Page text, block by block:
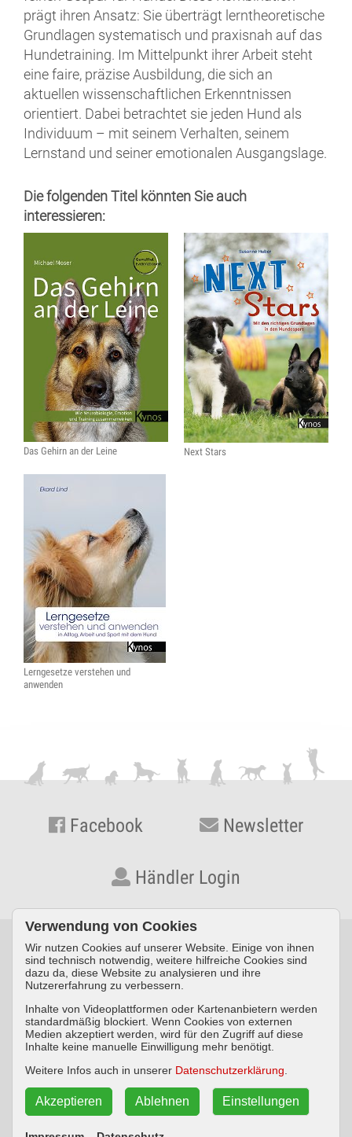
prägt ihren Ansatz: Sie überträgt lerntheoretische
Grundlagen systematisch und praxisnah auf das
Hundetraining. Im Mittelpunkt ihrer Arbeit steht
eine faire, präzise Ausbildung, die sich an
aktuellen wissenschaftlichen Erkenntnissen
orientiert. Dabei betrachtet sie jeden Hund als
Individuum – mit seinem Verhalten, seinem
Lernstand und seiner emotionalen Ausgangslage.
Die folgenden Titel könnten Sie auch
interessieren:
Das Gehirn an der Leine Next Stars
Lerngesetze verstehen und
anwenden
Facebook Newsletter
Händler Login
© KYNOS VERLAG Dr. Dieter Fleig GmbH · Konrad-Zuse-Straße
3 · D-54552 Nerdlen/Daun ·Telefon: +49 (0) 6592 957389-0
Impressum Datenschutz
AGB
Vertrag widerrufen
Verwendung von Cookies
Wir nutzen Cookies auf unserer Website. Einige von ihnen
sind technisch notwendig, weitere hilfreiche Cookies sind
dazu da, diese Website zu analysieren und ihre
Nutzererfahrung zu verbessern.
Inhalte von Videoplattformen oder Kartenanbietern werden
standardmäßig blockiert. Wenn Cookies von externen
Medien akzeptiert werden, wird für den Zugriff auf diese
Inhalte keine manuelle Einwilligung mehr benötigt.
Weitere Infos auch in unserer Datenschutzerklärung
Einstellungen
Ablehnen
Akzeptieren